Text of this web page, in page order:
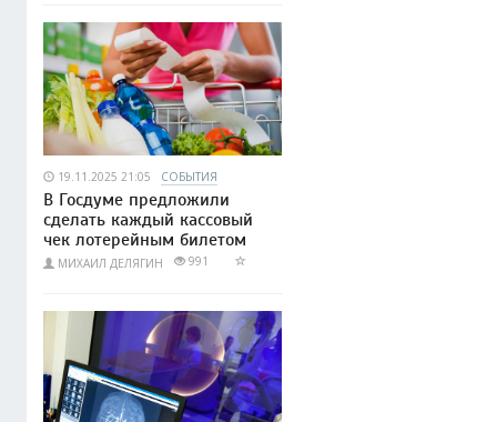
19.11.2025 21:05 СОБЫТИЯ
В Госдуме предложили
сделать каждый кассовый
чек лотерейным билетом
МИХАИЛ ДЕЛЯГИН 991